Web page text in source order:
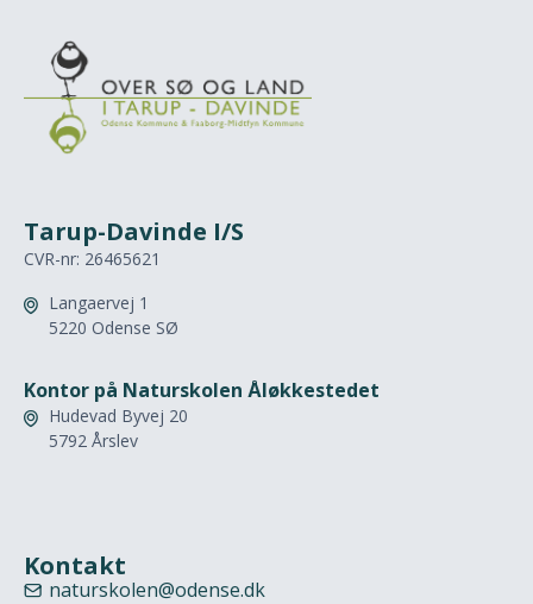
Tarup-Davinde I/S
CVR-nr: 26465621

Langaervej 1
5220 Odense SØ
Kontor på Naturskolen Åløkkestedet

Hudevad Byvej 20
5792 Årslev
Kontakt
 naturskolen@odense.dk